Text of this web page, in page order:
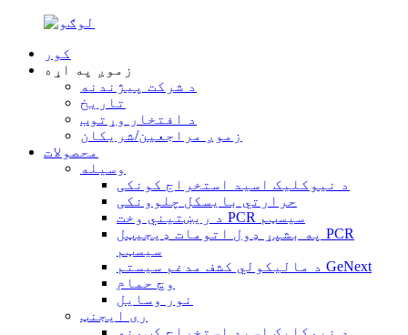
کور
زموږ په اړه
د شرکت پیژندنه
تاریخ
د افتخار وړتوب
زموږ مراجعین/شریکان
محصولات
وسیله
د نیوکلیک اسید استخراج کونکی
حرارتي بایسکل چلوونکی
د ریښتیني وخت PCR سیسټم
په بشپړ ډول اتومات ډیجیټل PCR
سیسټم
د مالیکولي کشف مدغم سیستم GeNext
وچ حمام
نور وسایل
ری ایجنټ
د نیوکلیک اسید استخراج کټونه